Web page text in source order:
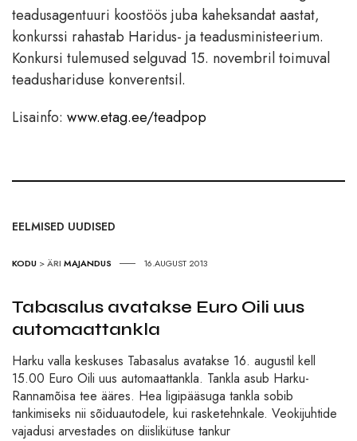
teadusagentuuri koostöös juba kaheksandat aastat,
konkurssi rahastab Haridus- ja teadusministeerium.
Konkursi tulemused selguvad 15. novembril toimuval
teadushariduse konverentsil.
Lisainfo: www.etag.ee/teadpop
EELMISED UUDISED
KODU >ÄRI MAJANDUS 16.AUGUST 2013
Tabasalus avatakse Euro Oili uus
automaattankla
Harku valla keskuses Tabasalus avatakse 16. augustil kell
15.00 Euro Oili uus automaattankla. Tankla asub Harku-
Rannamõisa tee ääres. Hea ligipääsuga tankla sobib
tankimiseks nii sõiduautodele, kui rasketehnkale. Veokijuhtide
vajadusi arvestades on diislikütuse tankur